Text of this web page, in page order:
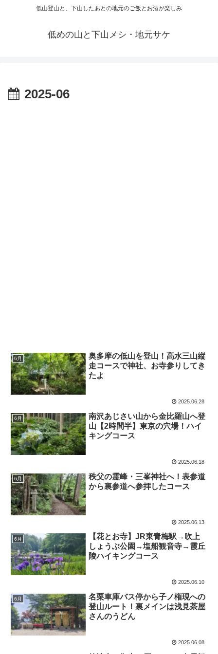
低山登山と、下山したあとの地元のご飯とお酒が楽しみ
低めの山と下山メシ・地元サケ
2025-06
6月
奥多摩の低山を登山！高水三山縦
走コースで神社、お寺参りしてき
たよ
2025.06.28
6月
南沢あじさい山から金比羅山へ登
山【2時間半】東京の穴場！ハイ
キングコース
2025.06.18
6月
秩父の霊峰・三峯神社へ！表参道
から裏参道へ参拝したコース
2025.06.13
6月
【花とお寺】JR東青梅駅→吹上
しょうぶ公園→塩船観音寺→霞丘
陵ハイキングコース
2025.06.10
6月
名栗車庫バス停から子ノ権現への
登山ルート！裏メインは浅見茶屋
さんのうどん
2025.06.08